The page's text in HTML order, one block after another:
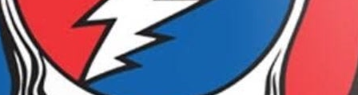
CAMPFIRE for Social Good CAMPFIRE Creation